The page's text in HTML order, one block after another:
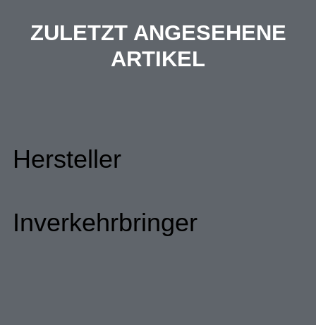
ZULETZT ANGESEHENE
ARTIKEL
Hersteller
Inverkehrbringer